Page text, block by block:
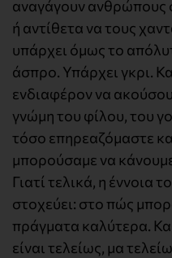
αναγάγουν ανθρώπους
ή αντίθετα να τους
υπάρχει όμως το
άσπρο. Υπάρχει γκρι.
ενδιαφέρον να
γνώμη του φίλου, του
τόσο επηρεαζόμαστε
μπορούσαμε να
Γιατί τελικά, η έννοια
στοχεύει: στο πώς
πράγματα καλύτερα.
είναι τελείως, μα